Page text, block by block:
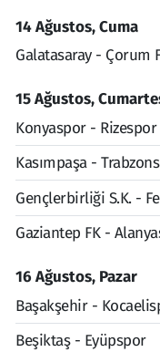
14 Ağustos, Cuma
Galatasaray - Çorum
15 Ağustos,
Konyaspor - Rizespor
Kasımpaşa -
Gençlerbirliği S.K. -
Gaziantep FK -
16 Ağustos, Pazar
Başakşehir -
Beşiktaş - Eyüpspor